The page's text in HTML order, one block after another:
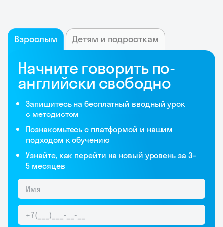
Взрослым Детям и подросткам
Начните говорить по-
английски свободно
Запишитесь на бесплатный вводный урок
с методистом
Познакомьтесь с платформой и нашим
подходом к обучению
Узнайте, как перейти на новый уровень за 3–
5 месяцев